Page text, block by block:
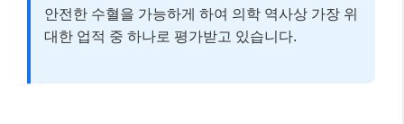
안전한 수혈을 가능하게 하여 의학 역사상 가장 위
대한 업적 중 하나로 평가받고 있습니다.